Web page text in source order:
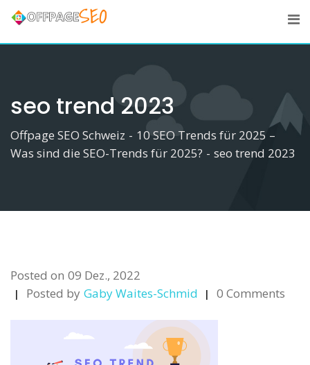
Skip
content
seo trend 2023
Offpage SEO Schweiz - 10 SEO Trends für 2025 –
Was sind die SEO-Trends für 2025? - seo trend 2023
Posted on 09 Dez., 2022
Posted by Gaby Waites-Schmid 0 Comments